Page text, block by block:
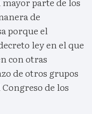
de
porque el
ley en el que
con otras
de otros grupos
de los